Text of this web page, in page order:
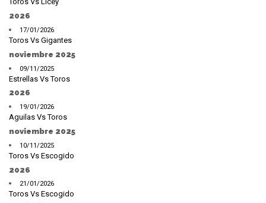
2026
17/01/2026
Toros Vs Gigantes
noviembre 2025
09/11/2025
Estrellas Vs Toros
2026
19/01/2026
Aguilas Vs Toros
noviembre 2025
10/11/2025
Toros Vs Escogido
2026
21/01/2026
Toros Vs Escogido